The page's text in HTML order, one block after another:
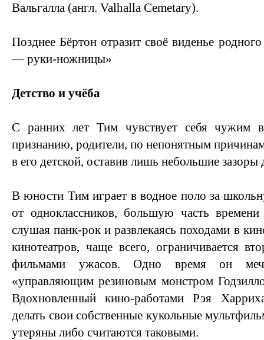
Вальгалла (англ. Valhalla Cemetary).
Позднее Бёртон отразит своё виденье
— руки-ножницы»
Детство и учёба
С ранних лет Тим чувствует себя чужим
признанию, родители, по непонятным
в его детской, оставив лишь небольшие зазоры
В юности Тим играет в водное поло за
от одноклассников, большую часть
слушая панк-рок и развлекаясь походами в
кинотеатров, чаще всего, ограничивается
фильмами ужасов. Одно время он
«управляющим резиновым монстром
Вдохновленный кино-работами Рэя
делать свои собственные кукольные
утеряны либо считаются таковыми.